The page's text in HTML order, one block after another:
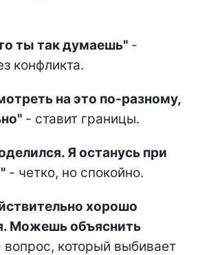
ты так думаешь" -
конфликта.
на это по-разному,
- ставит границы.
Я останусь при
- четко, но спокойно.
хорошо
Можешь объяснить
вопрос, который выбивает